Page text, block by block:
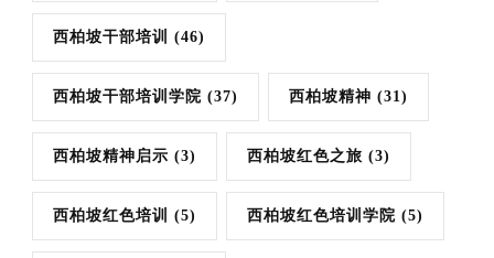
西柏坡干部培训 (46)
西柏坡干部培训学院 (37) 西柏坡精神 (31)
西柏坡精神启示 (3) 西柏坡红色之旅 (3)
西柏坡红色培训 (5) 西柏坡红色培训学院 (5)